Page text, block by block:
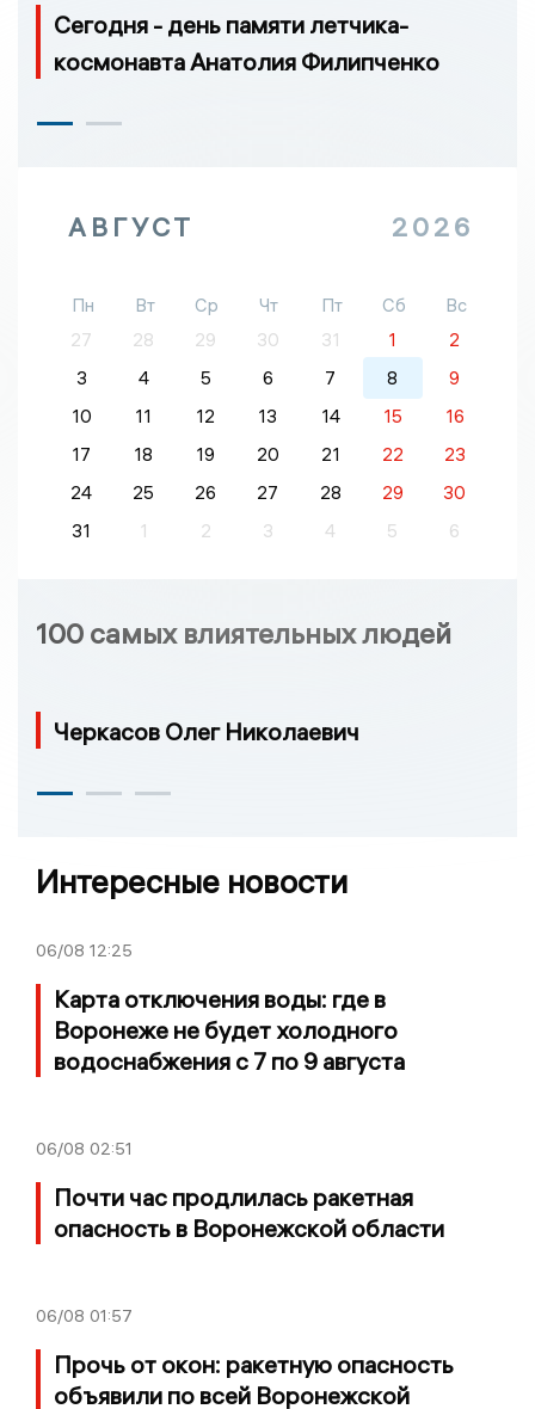
Сегодня - день памяти летчика-
космонавта Анатолия Филипченко
АВГУСТ 2026
Пн Вт Ср Чт Пт Сб
Вс
27
28 29 30 31 1
2
3
4 5 6 7 8
9
10
11 12 13 14 15
16
17
18 19 20 21 22
23
24
25 26 27 28 29
30
31
1 2 3 4 5 6
100 самых влиятельных людей
Черкасов Олег Николаевич
Интересные новости
06/08 12:25
Карта отключения воды: где в
Воронеже не будет холодного
водоснабжения с 7 по 9 августа
06/08 02:51
Почти час продлилась ракетная
опасность в Воронежской области
06/08 01:57
Прочь от окон: ракетную опасность
объявили по всей Воронежской